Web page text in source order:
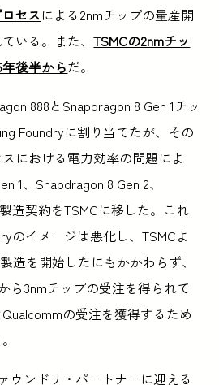
セスによる2nmチップの量産開
いる。また、TSMCの2nmチッ
後半からだ。
888とSnapdragon 8 Gen 1チッ
Foundryに割り当てたが、その
における電力効率の問題によ
1、Snapdragon 8 Gen 2、
造契約をTSMCに移した。これ
のイメージは悪化し、TSMCよ
造を開始したにもかかわらず、
ら3nmチップの受注を得られて
の受注を獲得するため
ウンドリ・パートナーに迎える